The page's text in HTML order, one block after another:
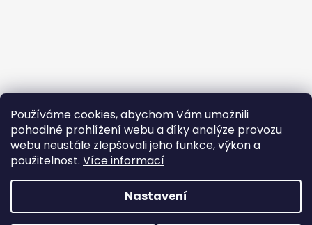
Používáme cookies, abychom Vám umožnili
pohodlné prohlížení webu a díky analýze provozu
webu neustále zlepšovali jeho funkce, výkon a
použitelnost. Více informací
Nastavení